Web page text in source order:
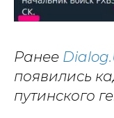
Ранее
появились
путинского